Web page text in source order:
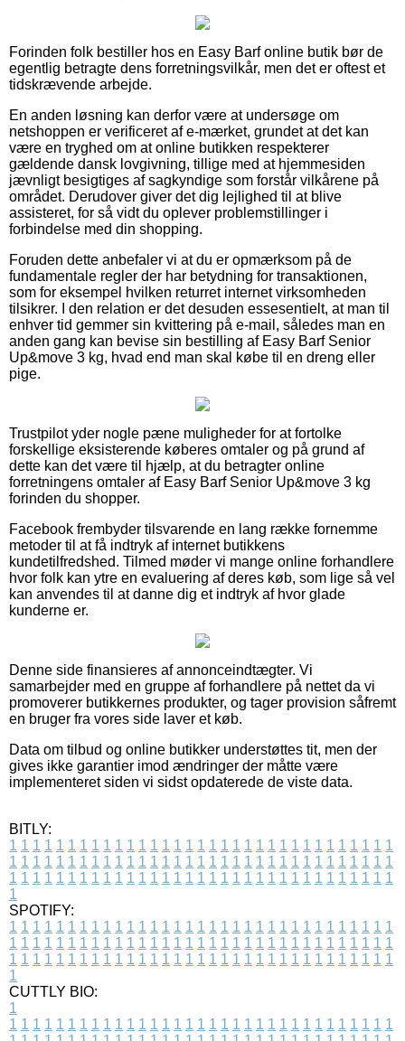
Forinden folk bestiller hos en Easy Barf online butik bør de
egentlig betragte dens forretningsvilkår, men det er oftest et
tidskrævende arbejde.
En anden løsning kan derfor være at undersøge om
netshoppen er verificeret af e-mærket, grundet at det kan
være en tryghed om at online butikken respekterer
gældende dansk lovgivning, tillige med at hjemmesiden
jævnligt besigtiges af sagkyndige som forstår vilkårene på
området. Derudover giver det dig lejlighed til at blive
assisteret, for så vidt du oplever problemstillinger i
forbindelse med din shopping.
Foruden dette anbefaler vi at du er opmærksom på de
fundamentale regler der har betydning for transaktionen,
som for eksempel hvilken returret internet virksomheden
tilsikrer. I den relation er det desuden essesentielt, at man til
enhver tid gemmer sin kvittering på e-mail, således man en
anden gang kan bevise sin bestilling af Easy Barf Senior
Up&move 3 kg, hvad end man skal købe til en dreng eller
pige.
Trustpilot yder nogle pæne muligheder for at fortolke
forskellige eksisterende køberes omtaler og på grund af
dette kan det være til hjælp, at du betragter online
forretningens omtaler af Easy Barf Senior Up&move 3 kg
forinden du shopper.
Facebook frembyder tilsvarende en lang række fornemme
metoder til at få indtryk af internet butikkens
kundetilfredshed. Tilmed møder vi mange online forhandlere
hvor folk kan ytre en evaluering af deres køb, som lige så vel
kan anvendes til at danne dig et indtryk af hvor glade
kunderne er.
Denne side finansieres af annonceindtægter. Vi
samarbejder med en gruppe af forhandlere på nettet da vi
promoverer butikkernes produkter, og tager provision såfremt
en bruger fra vores side laver et køb.
Data om tilbud og online butikker understøttes tit, men der
gives ikke garantier imod ændringer der måtte være
implementeret siden vi sidst opdaterede de viste data.
BITLY:
1 1 1 1 1 1 1 1 1 1 1 1 1 1 1 1 1 1 1 1 1 1 1 1 1 1 1 1 1 1 1 1 1
1 1 1 1 1 1 1 1 1 1 1 1 1 1 1 1 1 1 1 1 1 1 1 1 1 1 1 1 1 1 1 1 1
1 1 1 1 1 1 1 1 1 1 1 1 1 1 1 1 1 1 1 1 1 1 1 1 1 1 1 1 1 1 1 1 1
1
SPOTIFY:
1 1 1 1 1 1 1 1 1 1 1 1 1 1 1 1 1 1 1 1 1 1 1 1 1 1 1 1 1 1 1 1 1
1 1 1 1 1 1 1 1 1 1 1 1 1 1 1 1 1 1 1 1 1 1 1 1 1 1 1 1 1 1 1 1 1
1 1 1 1 1 1 1 1 1 1 1 1 1 1 1 1 1 1 1 1 1 1 1 1 1 1 1 1 1 1 1 1 1
1
CUTTLY BIO:
1
1 1 1 1 1 1 1 1 1 1 1 1 1 1 1 1 1 1 1 1 1 1 1 1 1 1 1 1 1 1 1 1 1